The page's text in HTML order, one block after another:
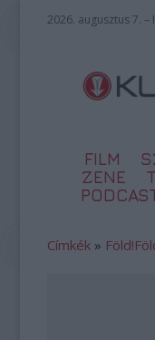
2026. augusztus 7. –
FILM
ZENE
Címkék »